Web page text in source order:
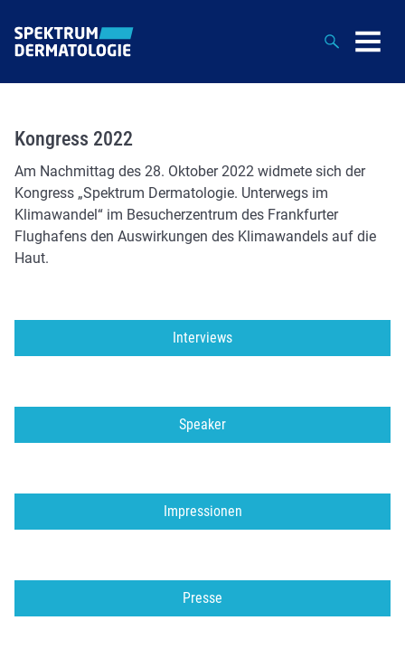
Suche
Kongress 2022
Am Nachmittag des 28. Oktober 2022 widmete sich der
Kongress „Spektrum Dermatologie. Unterwegs im
Klimawandel“ im Besucherzentrum des Frankfurter
Flughafens den Auswirkungen des Klimawandels auf die
Haut.
Interviews
Speaker
Impressionen
Presse